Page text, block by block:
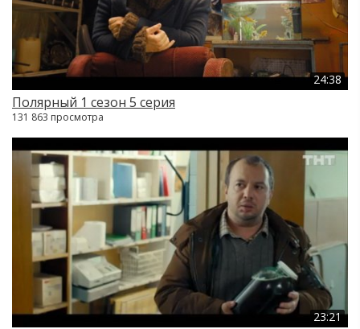
24:38
Полярный 1 сезон 5 серия
131 863 просмотра
23:21